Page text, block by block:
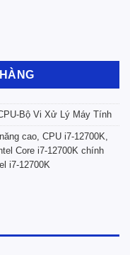
Bộ Vi Xử Lý Máy Tính
cao, CPU i7-12700K,
Core i7-12700K chính
i7-12700K